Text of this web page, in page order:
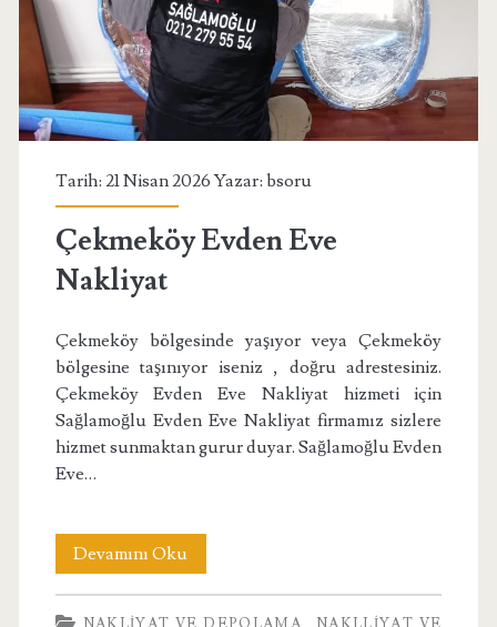
Tarih: 21 Nisan 2026 Yazar: bsoru
Çekmeköy Evden Eve
Nakliyat
Çekmeköy bölgesinde yaşıyor veya Çekmeköy
bölgesine taşınıyor iseniz , doğru adrestesiniz.
Çekmeköy Evden Eve Nakliyat hizmeti için
Sağlamoğlu Evden Eve Nakliyat firmamız sizlere
hizmet sunmaktan gurur duyar. Sağlamoğlu Evden
Eve…
Devamını Oku
Evden